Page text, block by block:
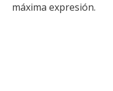
máxima expresión.